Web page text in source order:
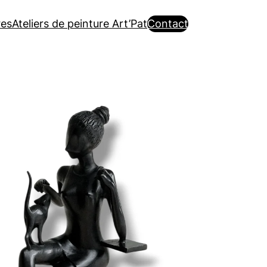
Ateliers de peinture Art’PatContact